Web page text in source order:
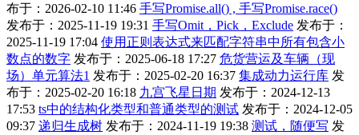
布于：2026-02-10 11:46 手写Promise.all() , 手写Promise.race()
发布于：2025-11-19 19:31 手写Omit，Pick，Exclude 发布于：
2025-11-19 17:04 使用正则表达式来匹配字符串中所有包含小
数点的数字 发布于：2025-06-18 17:27 危货营运及车辆（现
场）单元算法1 发布于：2025-02-20 16:37 集成动力运行库 发
布于：2025-02-20 16:18 九宫飞星日期 发布于：2024-12-13
17:53 ts中的结构化类型和普通类型的测试 发布于：2024-12-05
09:37 递归生成树 发布于：2024-11-19 19:38 测试，随便写 发